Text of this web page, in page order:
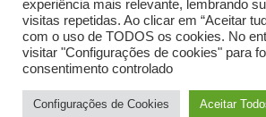
experiência mais relevante, lembrando
visitas repetidas. Ao clicar em “Aceitar
com o uso de TODOS os cookies. No
visitar "Configurações de cookies" para
consentimento controlado
Configurações de Cookies Aceitar